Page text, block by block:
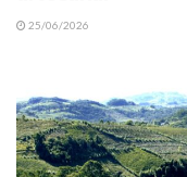
25/06/2026